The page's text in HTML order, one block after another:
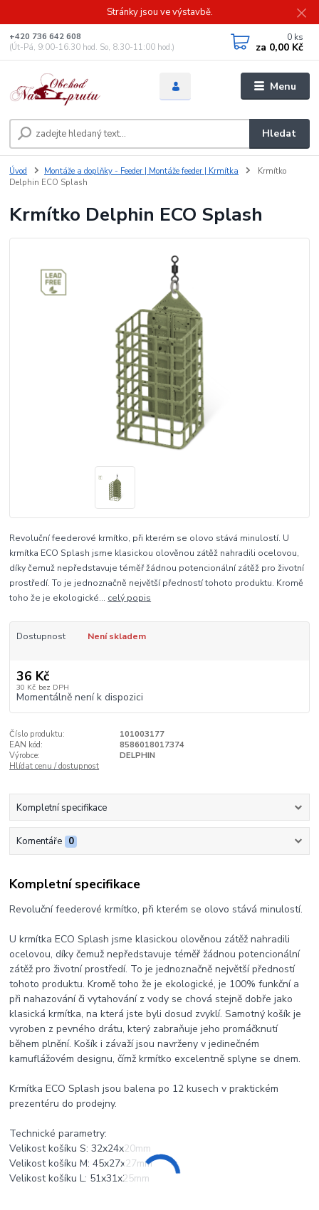
Stránky jsou ve výstavbě.
Menu
Hledat
+420 736 642 608
(Út-Pá, 9:00-16.30 hod. So, 8.30-11:00 hod.)
0 ks
za 0,00 Kč
Úvod Montáže a doplňky - Feeder | Montáže feeder | Krmítka
Krmítko
Delphin ECO Splash
Krmítko Delphin ECO Splash
Revoluční feederové krmítko, při kterém se olovo stává minulostí. U
krmítka ECO Splash jsme klasickou olověnou zátěž nahradili ocelovou,
díky čemuž nepředstavuje téměř žádnou potencionální zátěž pro životní
prostředí. To je jednoznačně největší předností tohoto produktu. Kromě
toho že je ekologické... celý popis
Dostupnost Není skladem
36 Kč
30 Kč bez DPH
Momentálně není k dispozici
Číslo produktu:
101003177
EAN kód:
8586018017374
Výrobce:
DELPHIN
Hlídat cenu / dostupnost
Kompletní specifikace
Komentáře 0
Kompletní specifikace
Revoluční feederové krmítko, při kterém se olovo stává minulostí.
U krmítka ECO Splash jsme klasickou olověnou zátěž nahradili
ocelovou, díky čemuž nepředstavuje téměř žádnou potencionální
zátěž pro životní prostředí. To je jednoznačně největší předností
tohoto produktu. Kromě toho že je ekologické, je 100% funkční a
při nahazování či vytahování z vody se chová stejně dobře jako
klasická krmítka, na která jste byli dosud zvyklí. Samotný košík je
vyroben z pevného drátu, který zabraňuje jeho promáčknutí
během plnění. Košík i závaží jsou navrženy v jedinečném
kamuflážovém designu, čímž krmítko excelentně splyne se dnem.
Krmítka ECO Splash jsou balena po 12 kusech v praktickém
prezentéru do prodejny.
Technické parametry:
Velikost košíku S: 32x24x20mm
Velikost košíku M: 45x27x27mm
Velikost košíku L: 51x31x25mm